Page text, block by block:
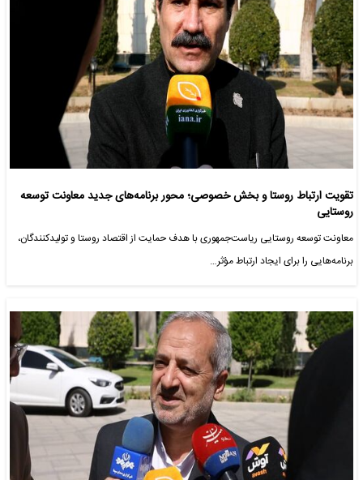
تقویت ارتباط روستا و بخش خصوصی؛ محور برنامه‌های جدید معاونت توسعه
روستایی
معاونت توسعه روستایی ریاست‌جمهوری با هدف حمایت از اقتصاد روستا و تولیدکنندگان،
برنامه‌هایی را برای ایجاد ارتباط مؤثر…